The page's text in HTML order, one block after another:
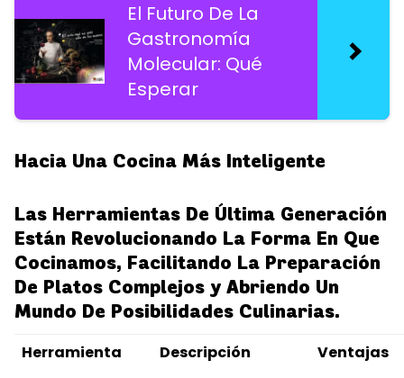
El Futuro De La
Gastronomía
Molecular: Qué
Esperar
Hacia Una Cocina Más Inteligente
Las Herramientas De Última Generación
Están Revolucionando La Forma En Que
Cocinamos, Facilitando La Preparación
De Platos Complejos y Abriendo Un
Mundo De Posibilidades Culinarias.
Herramienta Descripción Ventajas